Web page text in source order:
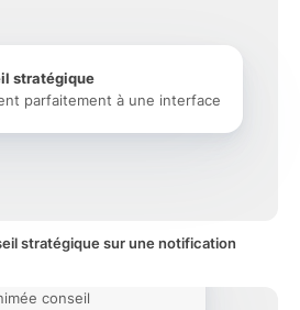
stratégique
parfaitement à une interface
stratégique sur une notification
conseil